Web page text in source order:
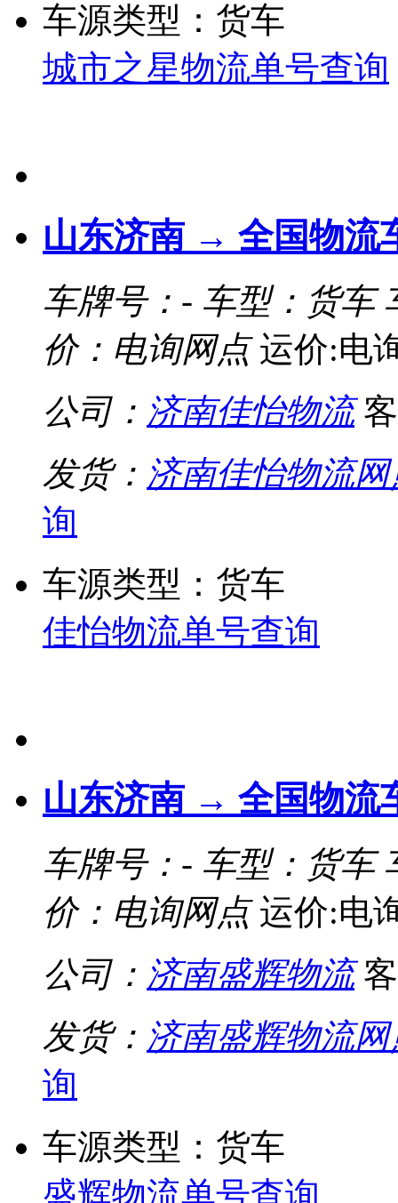
车源类型：货车
城市之星物流单号查询
山东济南 → 全国物流
车牌号：- 车型：货车
价：电询网点运价:电
公司： 济南佳怡物流客
发货： 济南佳怡物流
询
车源类型：货车
佳怡物流单号查询
山东济南 → 全国物流
车牌号：- 车型：货车
价：电询网点运价:电
公司： 济南盛辉物流客
发货： 济南盛辉物流
询
车源类型：货车
盛辉物流单号查询